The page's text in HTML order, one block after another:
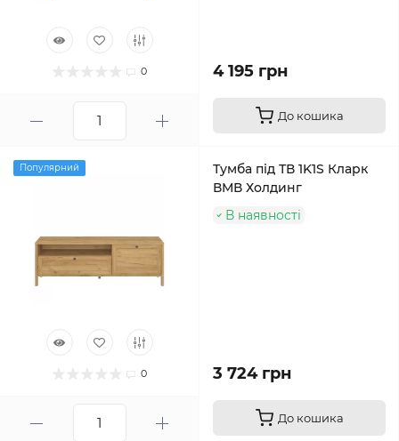
0 4 195 грн
До кошика
Популярний
0
Тумба під ТВ 1K1S Кларк
ВМВ Холдинг
В наявності
3 724 грн
До кошика